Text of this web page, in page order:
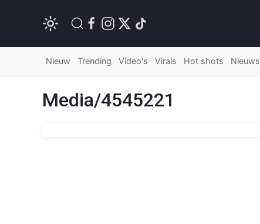
Nieuw Trending Video's Virals Hot shots Nieuws
Media/4545221